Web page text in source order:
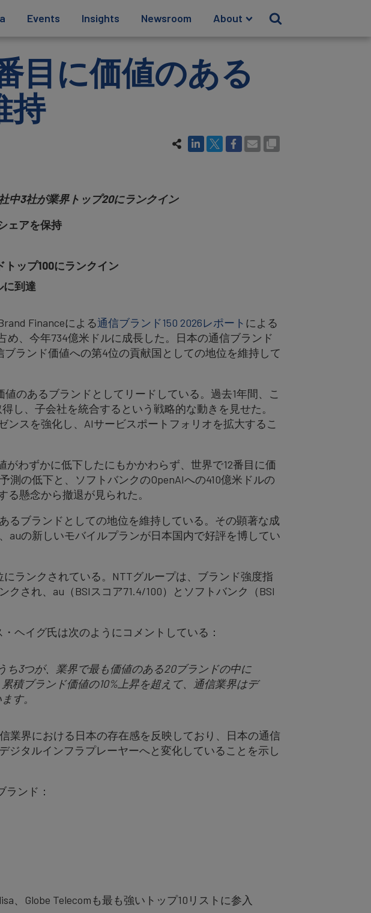
Events Insights Newsroom About
目に価値のある
持
中3社が業界トップ20にランクイン
ェアを保持
ップ100にランクイン
に到達
Financeによる通信ブランド150 2026レポート による
、今年734億米ドルに成長した。日本の通信ブランド
ランド価値への第4位の貢献国としての地位を維持して
のあるブランドとしてリードしている。過去1年間、こ
し、子会社を統合するという戦略的な動きを見せた。
スを強化し、AIサービスポートフォリオを拡大するこ
がわずかに低下したにもかかわらず、世界で12番目に価
の低下と、ソフトバンクのOpenAIへの410億米ドルの
懸念から撤退が見られた。
るブランドとしての地位を維持している。その顕著な成
auの新しいモバイルプランが日本国内で好評を博してい
ランクされている。NTTグループは、ブランド強度指
され、au（BSIスコア71.4/100）とソフトバンク（BSI
ヘイグ氏は次のようにコメントしている：
ち3つが、業界で最も価値のある20ブランドの中に
積ブランド価値の10%上昇を超えて、通信業界はデ
す。
業界における日本の存在感を反映しており、日本の通信
ジタルインフラプレーヤーへと変化していることを示し
ンド：
、Globe Telecomも最も強いトップ10リストに参入